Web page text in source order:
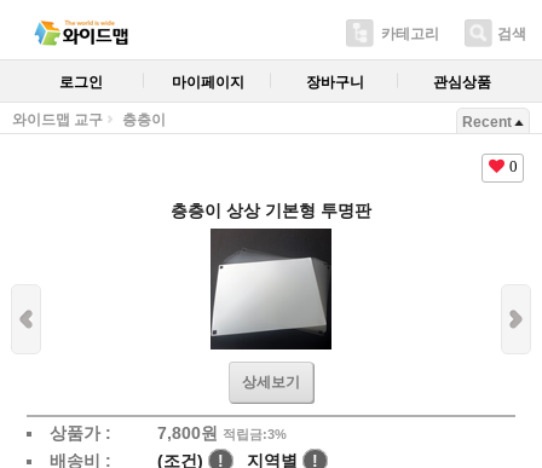
카테고리 검색
로그인 마이페이지 장바구니 관심상품
와이드맵 교구 층층이 Recent
0
층층이 상상 기본형 투명판
상세보기
상품가 : 7,800원 적립금:3%
배송비 : (조건) ! 지역별
!